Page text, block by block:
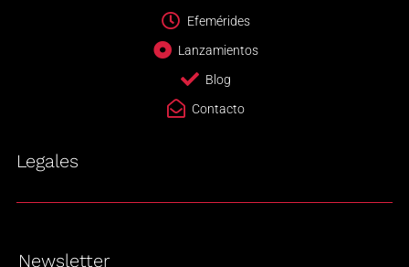
Efemérides
Lanzamientos
Blog
Contacto
Legales
Newsletter